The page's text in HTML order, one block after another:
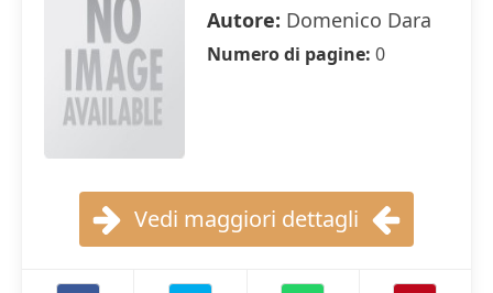
Autore: Domenico Dara
Numero di pagine: 0
Vedi maggiori dettagli